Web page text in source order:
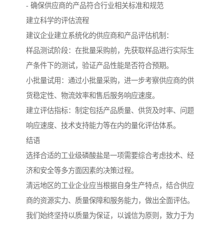
- 确保供应商的产品符合行业相关标准和规范
建立科学的评估流程
建议企业建立系统化的供应商和产品评估机制：
样品测试阶段：在批量采购前，先获取样品进行实际生
产条件下的测试，验证产品性能是否符合预期。
小批量试用：通过小批量采购，进一步考察供应商的供
货稳定性、物流效率和售后服务响应速度。
建立评估指标：制定包括产品质量、供货及时率、问题
响应速度、技术支持能力等在内的量化评估体系。
结语
选择合适的工业级磷酸盐是一项需要综合考虑技术、经
济和安全等多方面因素的决策过程。
清远地区的工业企业应当根据自身生产特点，结合供应
商的资源实力、质量保障和服务能力，做出全面评估。
我们始终坚持以质量为保证，以诚信为原则，致力于为